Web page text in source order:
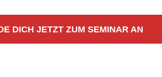
DICH JETZT ZUM SEMINAR AN